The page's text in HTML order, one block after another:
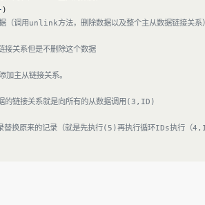
)
调用unlink方法，删除数据以及整个主从数据链接关系
关系但是不删除这个数据
主从链接关系。
的链接关系就是向所有的从数据调用(3,ID)
换原来的记录（就是先执行(5)再执行循环IDs执行（